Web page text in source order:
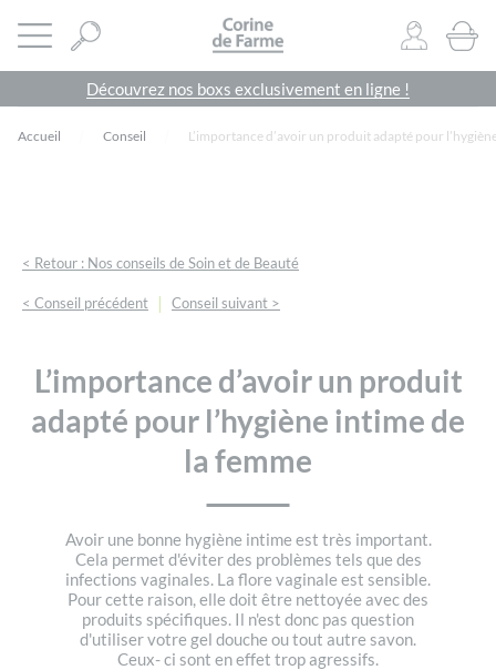
Ouvrir le menu CORINE DE FARME SITE OFFICIEL
0
Découvrez nos boxs exclusivement en ligne !
Accueil Conseil L’importance d’avoir un produit adapté pour
< Retour : Nos conseils de Soin et de Beauté
< Conseil précédent | Conseil suivant >
L’importance d’avoir un produit
adapté pour l’hygiène intime de
la femme
Avoir une bonne hygiène intime est très important.
Cela permet d'éviter des problèmes tels que des
infections vaginales. La flore vaginale est sensible.
Pour cette raison, elle doit être nettoyée avec des
produits spécifiques. Il n'est donc pas question
d'utiliser votre gel douche ou tout autre savon.
Ceux- ci sont en effet trop agressifs.